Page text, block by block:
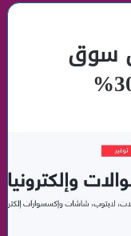
سوق